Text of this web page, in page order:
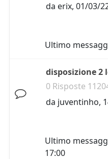
da erix, 01/03/
Ultimo
disposizione
0 Risposte
da juventinho,
Ultimo
17:00